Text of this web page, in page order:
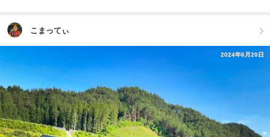
こまってぃ
2024年6月20日